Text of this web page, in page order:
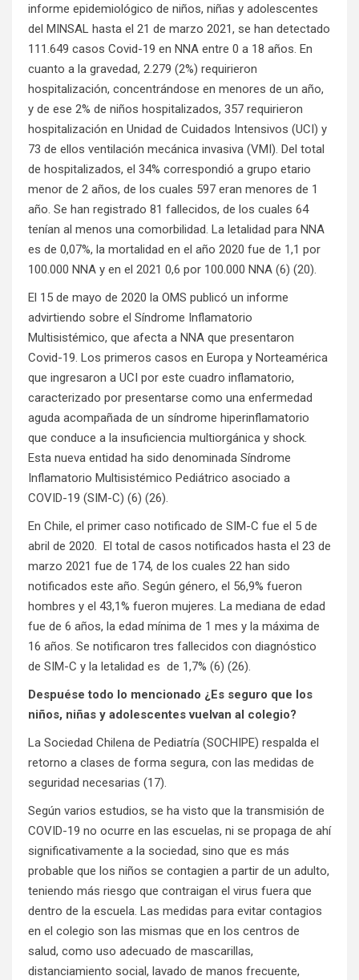
informe epidemiológico de niños, niñas y adolescentes
del MINSAL hasta el 21 de marzo 2021, se han detectado
111.649 casos Covid-19 en NNA entre 0 a 18 años. En
cuanto a la gravedad, 2.279 (2%) requirieron
hospitalización, concentrándose en menores de un año,
y de ese 2% de niños hospitalizados, 357 requirieron
hospitalización en Unidad de Cuidados Intensivos (UCI) y
73 de ellos ventilación mecánica invasiva (VMI). Del total
de hospitalizados, el 34% correspondió a grupo etario
menor de 2 años, de los cuales 597 eran menores de 1
año. Se han registrado 81 fallecidos, de los cuales 64
tenían al menos una comorbilidad. La letalidad para NNA
es de 0,07%, la mortalidad en el año 2020 fue de 1,1 por
100.000 NNA y en el 2021 0,6 por 100.000 NNA (6) (20).
El 15 de mayo de 2020 la OMS publicó un informe
advirtiendo sobre el Síndrome Inflamatorio
Multisistémico, que afecta a NNA que presentaron
Covid-19. Los primeros casos en Europa y Norteamérica
que ingresaron a UCI por este cuadro inflamatorio,
caracterizado por presentarse como una enfermedad
aguda acompañada de un síndrome hiperinflamatorio
que conduce a la insuficiencia multiorgánica y shock.
Esta nueva entidad ha sido denominada Síndrome
Inflamatorio Multisistémico Pediátrico asociado a
COVID-19 (SIM-C) (6) (26).
En Chile, el primer caso notificado de SIM-C fue el 5 de
abril de 2020. El total de casos notificados hasta el 23 de
marzo 2021 fue de 174, de los cuales 22 han sido
notificados este año. Según género, el 56,9% fueron
hombres y el 43,1% fueron mujeres. La mediana de edad
fue de 6 años, la edad mínima de 1 mes y la máxima de
16 años. Se notificaron tres fallecidos con diagnóstico
de SIM-C y la letalidad es de 1,7% (6) (26).
Despuése todo lo mencionado ¿Es seguro que los
niños, niñas y adolescentes vuelvan al colegio?
La Sociedad Chilena de Pediatría (SOCHIPE) respalda el
retorno a clases de forma segura, con las medidas de
seguridad necesarias (17).
Según varios estudios, se ha visto que la transmisión de
COVID-19 no ocurre en las escuelas, ni se propaga de ahí
significativamente a la sociedad, sino que es más
probable que los niños se contagien a partir de un adulto,
teniendo más riesgo que contraigan el virus fuera que
dentro de la escuela. Las medidas para evitar contagios
en el colegio son las mismas que en los centros de
salud, como uso adecuado de mascarillas,
distanciamiento social, lavado de manos frecuente,